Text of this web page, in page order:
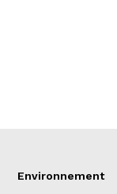
Environnement